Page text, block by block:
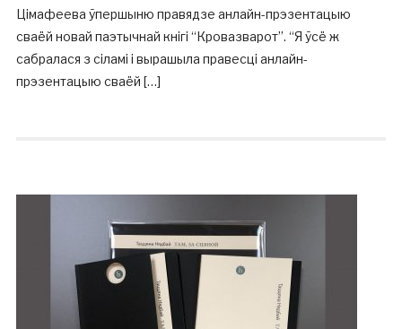
Цімафеева ўпершыню правядзе анлайн-прэзентацыю
сваёй новай паэтычнай кнігі “Кровазварот”. “Я ўсё ж
сабралася з сіламі і вырашыла правесці анлайн-
прэзентацыю сваёй […]